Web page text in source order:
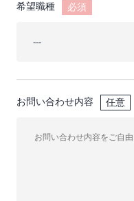
希望職種 必須
お問い合わせ内容 任意